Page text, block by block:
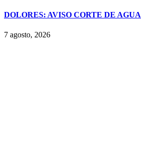
DOLORES: AVISO CORTE DE AGUA
7 agosto, 2026